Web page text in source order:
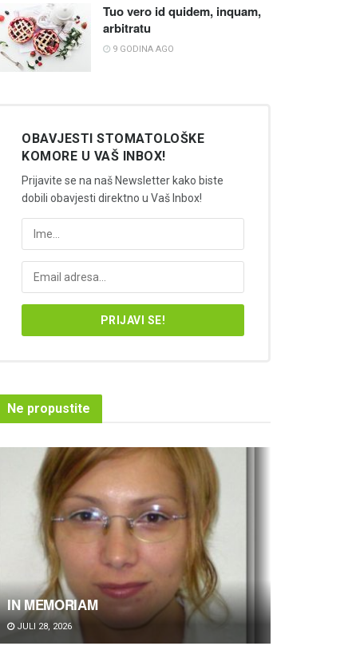
Tuo vero id quidem, inquam,
arbitratu
9 GODINA AGO
OBAVJESTI STOMATOLOŠKE
KOMORE U VAŠ INBOX!
Prijavite se na naš Newsletter kako biste
dobili obavjesti direktno u Vaš Inbox!
Ne propustite
IN MEMORIAM
JULI 28, 2026